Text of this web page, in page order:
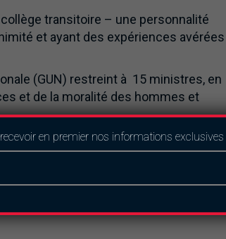
transitoire – une personnalité
et ayant des expériences avérées
(GUN) restreint à 15 ministres, en
et de la moralité des hommes et
se représenter aux futures
à déclarer leurs biens avant leur
en premier nos informations exclusives